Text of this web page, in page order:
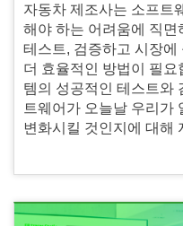
자동차 제조사는 소프트
해야 하는 어려움에 직
테스트, 검증하고 시장
더 효율적인 방법이 필
템의 성공적인 테스트와
트웨어가 오늘날 우리가
변화시킬 것인지에 대해